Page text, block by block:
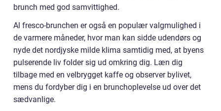
brunch med god samvittighed.
Al fresco-brunchen er også en populær valgmulighed i
de varmere måneder, hvor man kan sidde udendørs og
nyde det nordjyske milde klima samtidig med, at byens
pulserende liv folder sig ud omkring dig. Læn dig
tilbage med en velbrygget kaffe og observer bylivet,
mens du fordyber dig i en brunchoplevelse ud over det
sædvanlige.